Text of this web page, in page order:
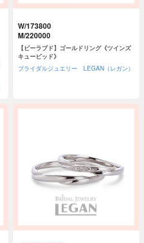
W/173800
M/220000
【ビーラブド】ゴールドリング《ツインズ
キューピッド》
ブライダルジュエリー LEGAN（レガン）